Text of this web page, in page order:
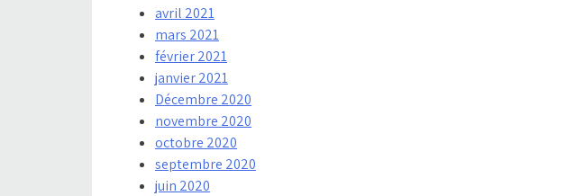
avril 2021
mars 2021
février 2021
janvier 2021
Décembre 2020
novembre 2020
octobre 2020
septembre 2020
juin 2020